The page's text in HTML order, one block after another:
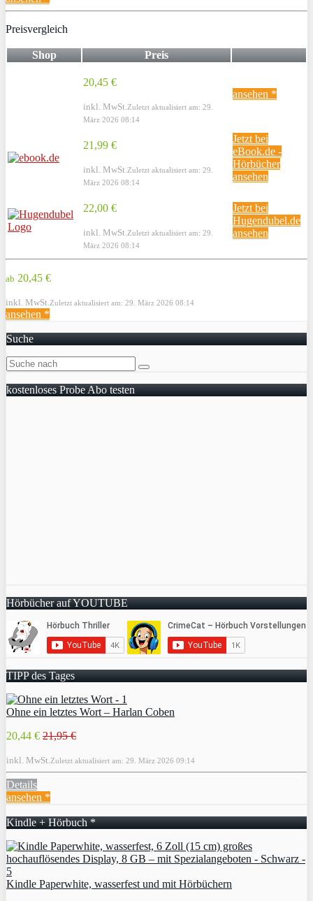
Preisvergleich
Shop Preis
20,45 €
inkl. MwSt. Zuletzt aktualisiert am: 29.
März 2026 08:14
ansehen *
21,99 €
inkl. MwSt. Zuletzt aktualisiert am: 29.
März 2026 08:14
Jetzt bei
eBook.de -
Hörbücher
ansehen
22,00 €
inkl. MwSt. Zuletzt aktualisiert am: 29.
März 2026 08:14
Jetzt bei
Hugendubel.de
ansehen
ab 20,45 €
inkl. MwSt. Zuletzt aktualisiert am: 29. März 2026 08:14
ansehen *
Suche
kostenloses Probe Abo testen
Hörbücher auf YOUTUBE
TIPP des Tages
Ohne ein letztes Wort – Harlan Coben
20,44 € 21,95 €
inkl. MwSt. Zuletzt aktualisiert am: 29. März 2026 09:14
Details
ansehen *
Kindle + Hörbuch *
Kindle Paperwhite, wasserfest und mit Hörbüchern